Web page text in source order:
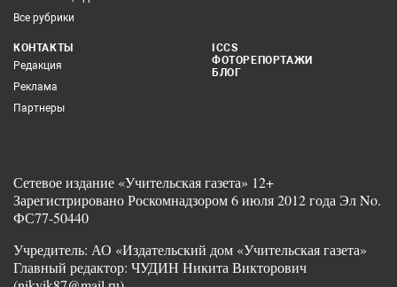
Все рубрики
КОНТАКТЫ
Редакция
Реклама
Партнеры
ICCS
ФОТОРЕПОРТАЖИ
БЛОГ
Сетевое издание «Учительская газета» 12+
Зарегистрировано Роскомнадзором 6 июля 2012 года Эл No.
ФС77-50440
Учредитель: АО «Издательский дом «Учительская газета»
Главный редактор: ЧУДИН Никита Викторович